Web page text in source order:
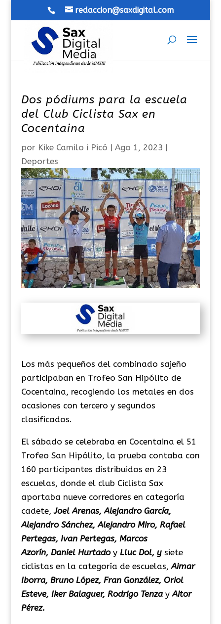
redaccion@saxdigital.com
Dos pódiums para la escuela
del Club Ciclista Sax en
Cocentaina
por Kike Camilo i Picó | Ago 1, 2023 |
Deportes
Los más pequeños del combinado sajeño
participaban en Trofeo San Hipólito de
Cocentaina, recogiendo los metales en dos
ocasiones con tercero y segundos
clasificados.
El sábado se celebraba en Cocentaina el 51
Trofeo San Hipólito, la prueba contaba con
160 participantes distribuidos en 23
escuelas, donde el club Ciclista Sax
aportaba nueve corredores en categoría
cadete,Joel Arenas, Alejandro García,
Alejandro Sánchez, Alejandro Miro, Rafael
Pertegas, Ivan Pertegas, Marcos
Azorín, Daniel Hurtadoy Lluc Dol, y siete
ciclistas en la categoría de escuelas,Aimar
Iborra, Bruno López, Fran González, Oriol
Esteve, Iker Balaguer, Rodrigo Tenza yAitor
Pérez.